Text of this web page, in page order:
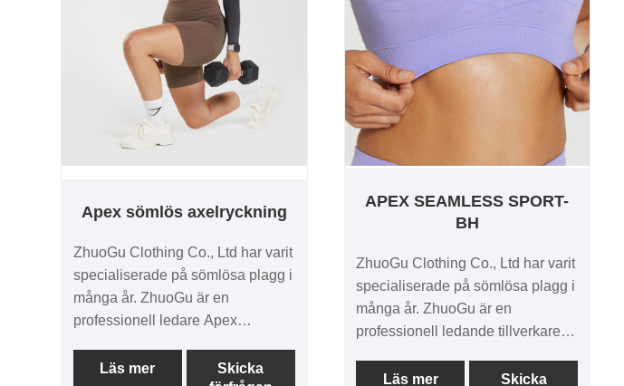
the Market, Comprehique,
Comprehique, Coman ALLT
VÄNDER, ALLTID ALLA
VÄNSTER, GUIDE, GUIDE,
GUIDAN förhandlingar.
Apex sömlös axelryckning
ZhuoGu Clothing Co., Ltd har varit
specialiserade på sömlösa plagg i
många år. ZhuoGu är en
professionell ledare Apex
hög kvalitet och rimligt pris. Vi
Läs mer
Skicka
APEX SEAMLESS SPORT-
BH
ZhuoGu Clothing Co., Ltd har varit
specialiserade på sömlösa plagg i
många år. ZhuoGu är en
professionell ledande tillverkare
BRA med hög kvalitet och rimligt
Läs mer
Skicka